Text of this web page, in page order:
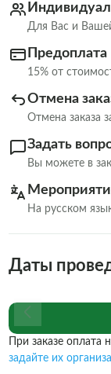
Для Вас и
Предоплата
15% от
Отмена
Отмена заказа
Задать
Вы можете в
На русском
Даты
При заказе оплата
задайте их